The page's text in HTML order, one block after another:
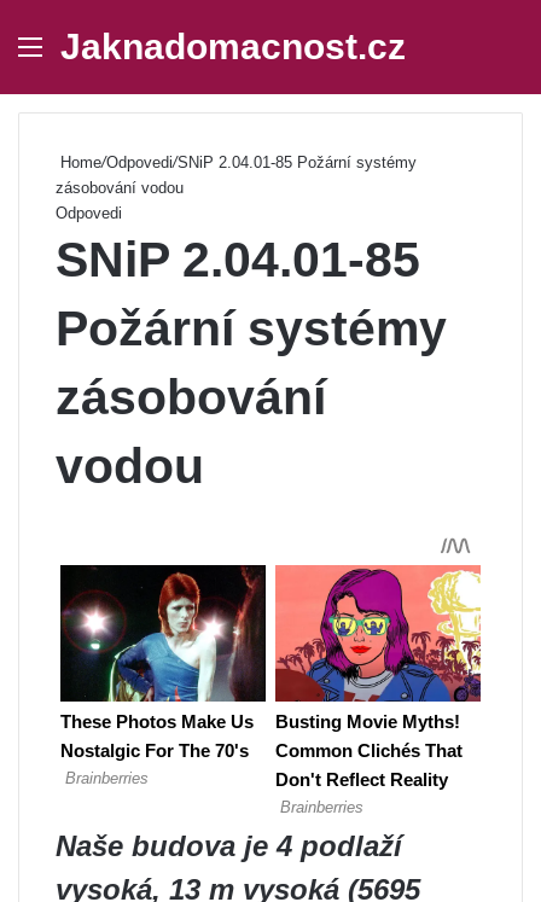
Menu
Jaknadomacnost.cz
Home/Odpovedi/SNiP 2.04.01-85 Požární systémy
zásobování vodou
Odpovedi
SNiP 2.04.01-85
Požární systémy
zásobování
vodou
Naše budova je 4 podlaží
vysoká, 13 m vysoká (5695